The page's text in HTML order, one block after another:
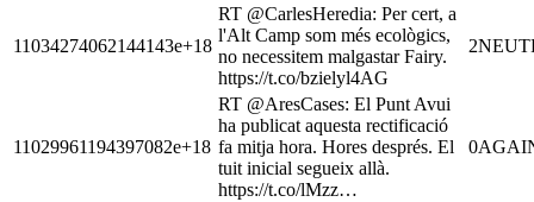
11034274062144143e+18
RT @CarlesHeredia: Per cert, a
l'Alt Camp som més ecològics,
no necessitem malgastar Fairy.
https://t.co/bzielyl4AG
2
11029961194397082e+18
RT @AresCases: El Punt Avui
ha publicat aquesta rectificació
fa mitja hora. Hores després. El
tuit inicial segueix allà.
https://t.co/lMzz…
0